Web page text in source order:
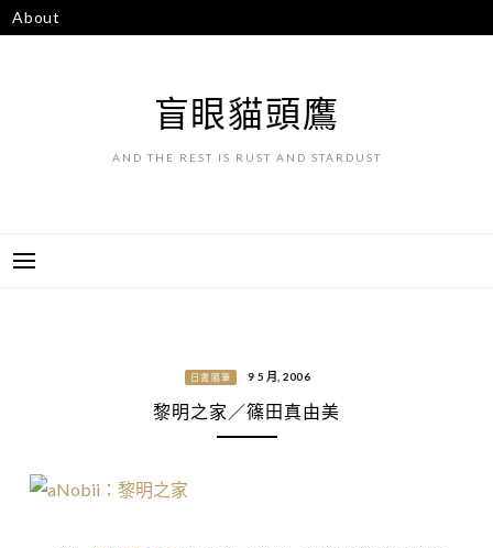
跳
至
About
盲眼貓頭鷹
AND THE REST IS RUST AND STARDUST
日書隨筆 9 5 月, 2006
黎明之家／篠田真由美